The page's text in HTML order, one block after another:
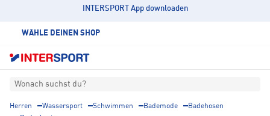
INTERSPORT App downloaden
WÄHLE DEINEN SHOP
Wonach suchst du?
Herren Wassersport Schwimmen Bademode
Badehosen